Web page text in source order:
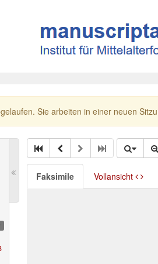
Sie arbeiten in einer neuen
Faksimile Vollansicht